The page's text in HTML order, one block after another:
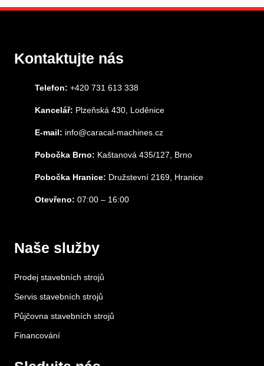
Kontaktujte nás
Telefon: +420 731 613 338
Kancelář: Plzeňská 430, Loděnice
E-mail: info@caracal-machines.cz
Pobočka Brno: Kaštanová 435/127, Brno
Pobočka Hranice: Družstevní 2169, Hranice
Otevřeno: 07:00 – 16:00
Naše služby
Prodej stavebních strojů
Servis stavebních strojů
Půjčovna stavebních strojů
Financování